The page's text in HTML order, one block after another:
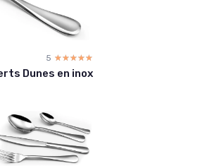
5 ☆☆☆☆☆
★★★★★
Dunes en inox